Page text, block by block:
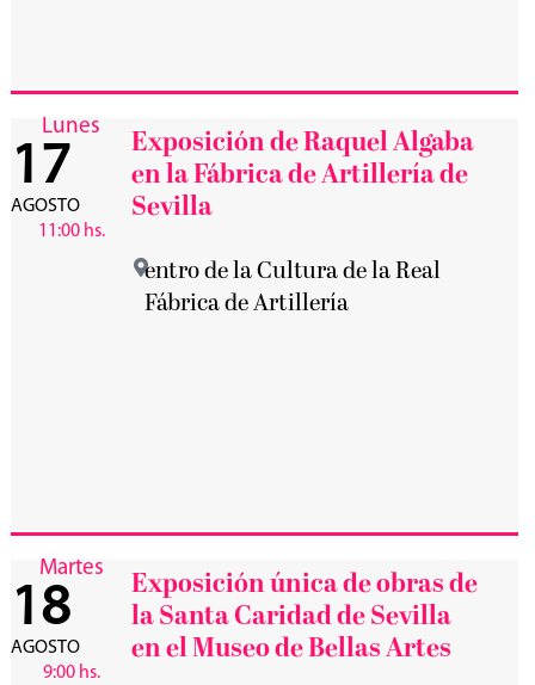
Lunes
17
AGOSTO
11:00 hs.
Exposición de Raquel Algaba
en la Fábrica de Artillería de
Sevilla
entro de la Cultura de la Real
Fábrica de Artillería
Martes
18
AGOSTO
9:00 hs.
Exposición única de obras de
la Santa Caridad de Sevilla
en el Museo de Bellas Artes